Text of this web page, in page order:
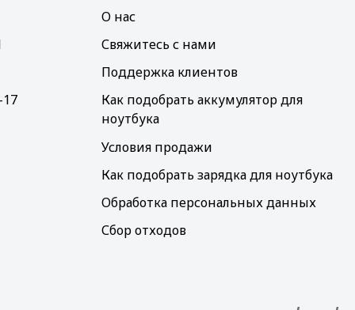
О нас
Свяжитесь с нами
Поддержка клиентов
Как подобрать аккумулятор для
ноутбука
Условия продажи
Как подобрать зарядка для ноутбука
Обработка персональных данных
Сбор отходов